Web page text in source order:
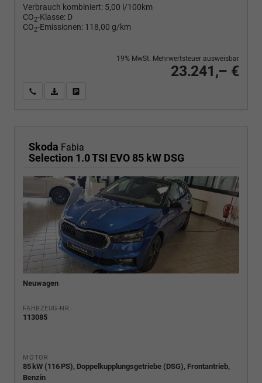
Verbrauch kombiniert: 5,00 l/100km
CO2-Klasse: D
CO2-Emissionen: 118,00 g/km
23.241,– €
19% MwSt. Mehrwertsteuer ausweisbar
Wir rufen Sie anPDF-Fahrzeugexposé drucken
Skoda Fabia
Selection 1.0 TSI EVO 85 kW DSG
Neuwagen
FAHRZEUG-NR.
113085
MOTOR
85 kW (116 PS), Doppelkupplungsgetriebe (DSG), Frontantrieb,
Benzin